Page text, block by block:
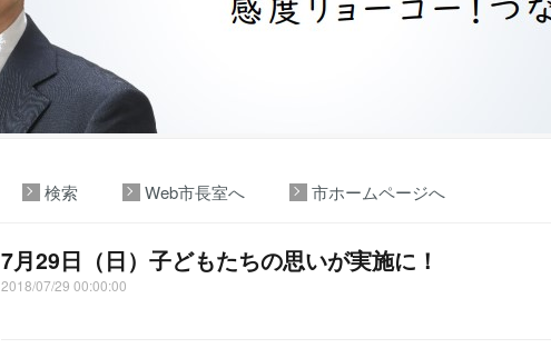
検索 Web市長室へ 市ホームページへ
7月29日（日）子どもたちの思いが実施に！
2018/07/29 00:00:00